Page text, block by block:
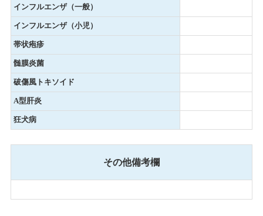
インフルエンザ（一般）
インフルエンザ（小児）
帯状疱疹
髄膜炎菌
破傷風トキソイド
A型肝炎
狂犬病
その他備考欄